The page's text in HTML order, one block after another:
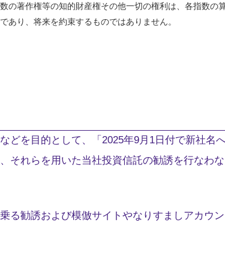
の著作権等の知的財産権その他一切の権利は、各指数の
あり、将来を約束するものではありません。
どを目的として、「2025年9月1日付で新社名
それらを用いた当社投資信託の勧誘を行なわ
る勧誘および模倣サイトやなりすましアカウ